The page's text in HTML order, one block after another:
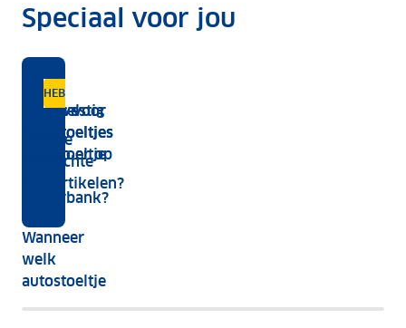
Speciaal voor jou
Autostoeltje
kopen?
Hier
moet
letten
Wanneer
welk
autostoeltje
Zo bevestig
autostoeltje
Regels voor
autostoeltjes
Hoeveel
autostoeltjes
passen er op
achterbank?
HEBBEN WE ALLES?
Ook de
verplichte
autoartikelen?